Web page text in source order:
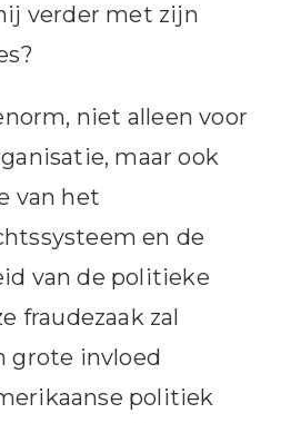
verder met zijn
niet alleen voor
maar ook
van het
en de
van de politieke
fraudezaak zal
grote invloed
politiek